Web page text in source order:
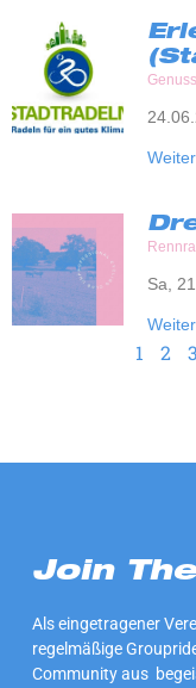
Sa,
1 2 3
Join
Als eingetragener
regelmäßige
Community aus